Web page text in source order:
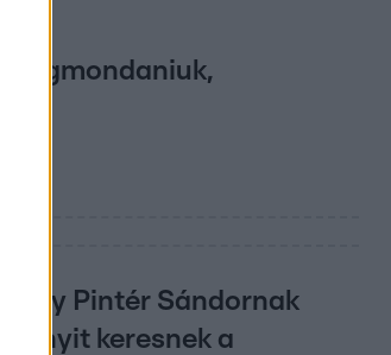
Pintér Sándornak
keresnek a